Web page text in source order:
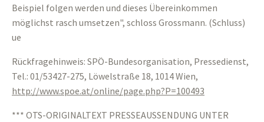
Beispiel folgen werden und dieses Übereinkommen
möglichst rasch umsetzen", schloss Grossmann. (Schluss)
ue
Rückfragehinweis: SPÖ-Bundesorganisation, Pressedienst,
Tel.: 01/53427-275, Löwelstraße 18, 1014 Wien,
http://www.spoe.at/online/page.php?P=100493
*** OTS-ORIGINALTEXT PRESSEAUSSENDUNG UNTER